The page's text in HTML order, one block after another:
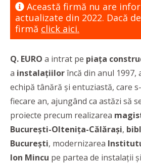
Această firmă nu are
actualizate din 2022. Dacă
firmă click aici.
Q. EURO a intrat pe piața
a instalațiilorîncă din anul 1997,
echipă tânără și entuziastă, care
fiecare an, ajungând ca astăzi să
proiecte precum realizarea
București-Oltenița-Călărași,
București, modernizarea
Ion Mincu pe partea de instalații